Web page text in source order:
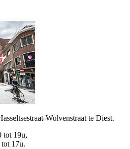
Wolvenstraat te Diest.
tot 19u,
tot 17u.